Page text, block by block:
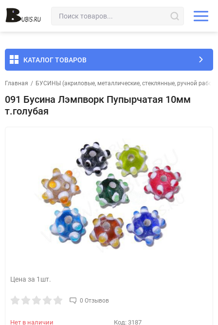
КАТАЛОГ ТОВАРОВ
Главная / БУСИНЫ (акриловые, металлические, стеклянные, ручной
091 Бусина Лэмпворк Пупырчатая 10мм
т.голубая
Цена за 1шт.
0 Отзывов
Нет в наличии Код: 3187